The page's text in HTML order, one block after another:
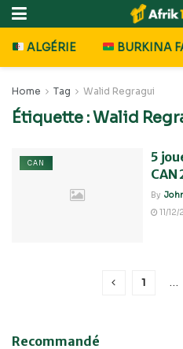
ALGÉRIE BURKINA
Home Tag Walid Regragui
Étiquette :Walid
CAN
5
CAN
By
11/
1 …
Recommandé